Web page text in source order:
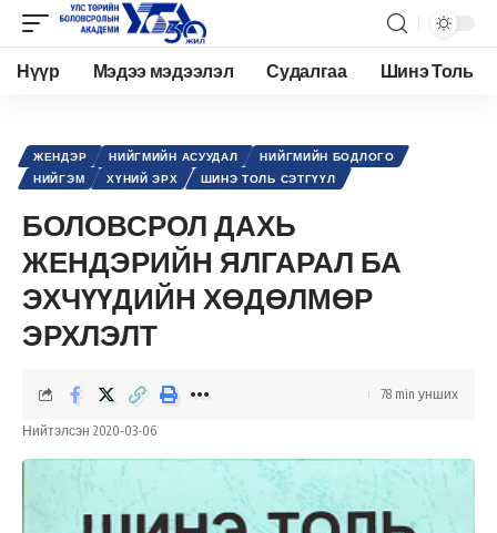
Нүүр Мэдээ мэдээлэл Судалгаа Шинэ Толь
ЖЕНДЭР НИЙГМИЙН АСУУДАЛ
НИЙГМИЙН БОДЛОГО
НИЙГЭМ
ХҮНИЙ ЭРХ ШИНЭ ТОЛЬ СЭТГҮҮЛ
БОЛОВСРОЛ ДАХЬ
ЖЕНДЭРИЙН ЯЛГАРАЛ БА
ЭХЧҮҮДИЙН ХӨДӨЛМӨР
ЭРХЛЭЛТ
Нийтэлсэн 2020-03-06
78 min унших